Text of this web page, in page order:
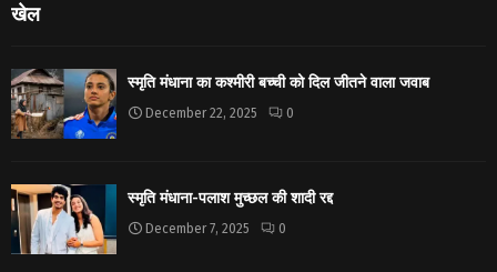
खेल
स्मृति मंधाना का कश्मीरी बच्ची को दिल जीतने वाला जवाब
December 22, 2025 0
स्मृति मंधाना-पलाश मुच्छल की शादी रद्द
December 7, 2025 0